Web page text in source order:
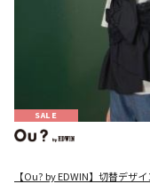
SALE
【Ou? by EDWIN】切替デザ